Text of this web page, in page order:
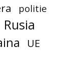
politie
Rusia
UE